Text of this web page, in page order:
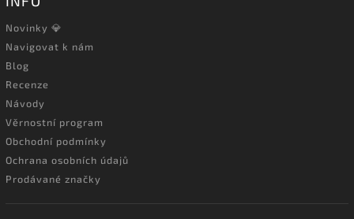
Novinky 💎
Navigovat k nám
Blog
Recenze
Návody
Věrnostní program
Obchodní podmínky
Ochrana osobních údajů
Prodávané značky